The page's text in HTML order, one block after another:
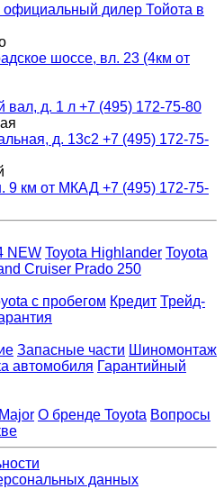
дилер Тойота в
шоссе, вл. 23 (4км от
вал, д. 1 л +7 (495) 172-75-80
д. 13с2 +7 (495) 172-75-
9 км от МКАД +7 (495) 172-75-
NEW Toyota Highlander Toyota
Cruiser Prado 250
с пробегом Кредит Трейд-
Запасные части Шиномонтаж
автомобиля Гарантийный
О бренде Toyota Вопросы
данных